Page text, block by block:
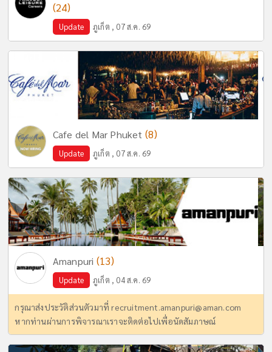
(24)
Update ภูเก็ต , 07 ส.ค. 69
Cafe del Mar Phuket (8)
Update ภูเก็ต , 07 ส.ค. 69
Amanpuri (13)
Update ภูเก็ต , 04 ส.ค. 69
กรุณาส่งประวัติส่วนตัวมาที่recruitment.amanpuri@aman.com
หากท่านผ่านการพิจารณาเราจะติดต่อไปเพื่อนัดสัมภาษณ์